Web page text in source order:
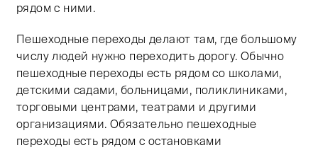
рядом с ними.
Пешеходные переходы делают там, где большому
числу людей нужно переходить дорогу. Обычно
пешеходные переходы есть рядом со школами,
детскими садами, больницами, поликлиниками,
торговыми центрами, театрами и другими
организациями. Обязательно пешеходные
переходы есть рядом с остановками